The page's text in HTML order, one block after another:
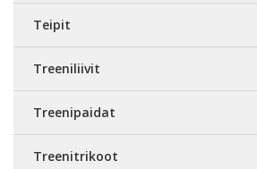
Teipit
Treeniliivit
Treenipaidat
Treenitrikoot